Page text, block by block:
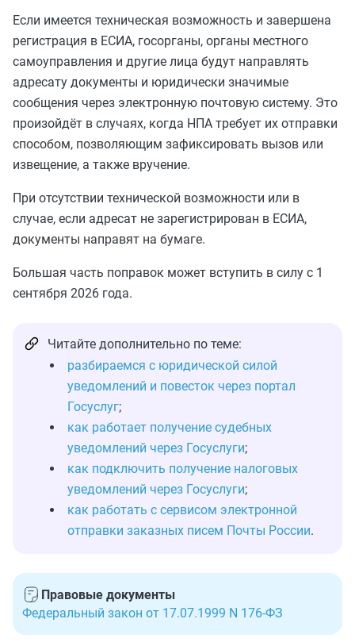
Если имеется техническая возможность и завершена
регистрация в ЕСИА, госорганы, органы местного
самоуправления и другие лица будут направлять
адресату документы и юридически значимые
сообщения через электронную почтовую систему. Это
произойдёт в случаях, когда НПА требует их отправки
способом, позволяющим зафиксировать вызов или
извещение, а также вручение.
При отсутствии технической возможности или в
случае, если адресат не зарегистрирован в ЕСИА,
документы направят на бумаге.
Большая часть поправок может вступить в силу с 1
сентября 2026 года.
Читайте дополнительно по теме:
разбираемся с юридической силой
уведомлений и повесток через портал
Госуслуг;
как работает получение судебных
уведомлений через Госуслуги;
как подключить получение налоговых
уведомлений через Госуслуги;
как работать с сервисом электронной
отправки заказных писем Почты России.
Правовые документы
Федеральный закон от 17.07.1999 N 176-ФЗ